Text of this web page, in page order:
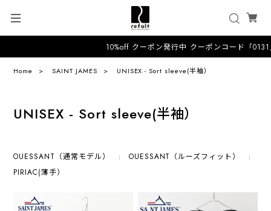
10%off クーポン発行中 クーポンコード「
Home SAINT JAMES UNISEX - Sort sleeve(半袖）
UNISEX - Sort sleeve(半袖）
OUESSANT（通常モデル）
OUESSANT（ルーズフィット）
PIRIAC(薄手）